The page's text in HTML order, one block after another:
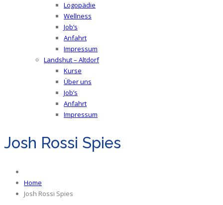
Logopädie
Wellness
Job’s
Anfahrt
Impressum
Landshut – Altdorf
Kurse
Über uns
Job’s
Anfahrt
Impressum
Josh Rossi Spies
Home
Josh Rossi Spies